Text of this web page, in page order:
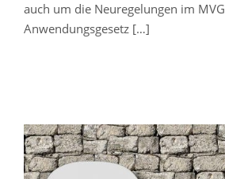
auch um die Neuregelungen im MVG
Anwendungsgesetz […]